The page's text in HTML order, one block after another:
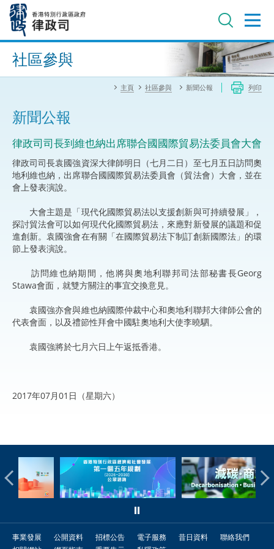
內
進階搜尋
社區參與
主頁 社區參與 新聞公報 列印
新聞公報
律政司司長到維也納出席聯合國國際貿易法委員會大會
律政司司長袁國強資深大律師明日（七月二日）至七月五日訪問奧
地利維也納，出席聯合國國際貿易法委員會（貿法會）大會，並在
會上發表演說。
大會主題是「現代化國際貿易法以支援創新與可持續發展」，
探討貿法會可以如何現代化國際貿易法，來應對新發展的議題和促
進創新。袁國強會在有關「在國際貿易法下制訂創新國際法」的環
節上發表演說。
訪問維也納期間，他將與奧地利聯邦司法部秘書長Georg
Stawa會面，就雙方關注的事宜交換意見。
袁國強亦會與維也納國際仲裁中心和奧地利聯邦大律師公會的
代表會面，以及禮節性拜會中國駐奧地利大使李曉駟。
袁國強將於七月六日上午返抵香港。
2017年07月01日（星期六）
事業發展 公開資料 招標公告 電子服務 昔日資料
聯絡我們